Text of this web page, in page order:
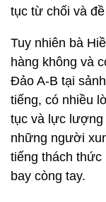
tục từ chối và
Tuy nhiên bà
hàng không và
Đảo A-B tại
tiếng, có nhiều
tục và lực lượng
những người
tiếng thách
bay còng tay.